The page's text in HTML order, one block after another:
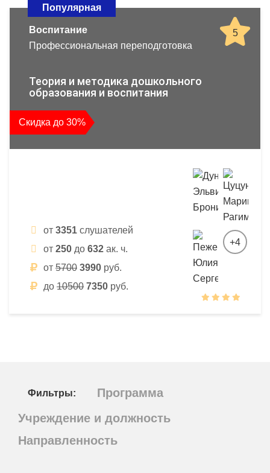
Популярная
5
Воспитание
Профессиональная переподготовка
Теория и методика дошкольного
образования и воспитания
Скидка до 30%
от 3351 слушателей
от 250 до 632 ак. ч.
от 5700 3990 руб.
до 10500 7350 руб.
+4
Фильтры:
Программа
Учреждение и должность
Направленность